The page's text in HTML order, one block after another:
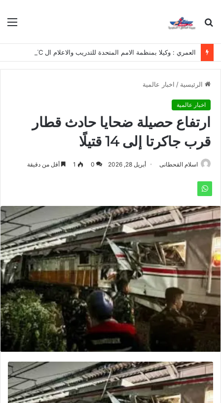
بحث
الرئيسية / اخبار عالمية
اخبار عالمية
ارتفاع حصيلة ضحايا حادث قطار
قرب جاكرتا إلى 14 قتيلًا
اسلام القحطانى أبريل 28, 2026 0
1 أقل من دقيقة